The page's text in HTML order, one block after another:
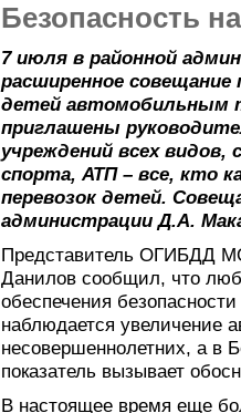
Безопасность
7 июля в районной
расширенное совещание
детей автомобильным
приглашены
учреждений всех
спорта, АТП – все, кто
перевозок детей.
администрации Д.А.
Представитель ОГИБДД
Данилов сообщил, что
обеспечения
наблюдается увеличение
несовершеннолетних, а в
показатель вызывает
В настоящее время еще